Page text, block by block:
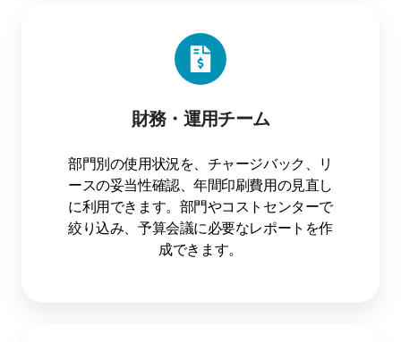
財務・運用チーム
部門別の使用状況を、チャージバック、リ
ースの妥当性確認、年間印刷費用の見直し
に利用できます。部門やコストセンターで
絞り込み、予算会議に必要なレポートを作
成できます。